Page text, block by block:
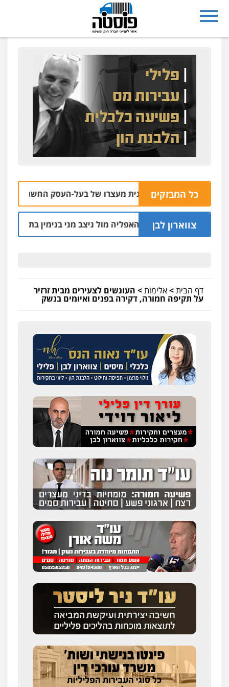
כל המבזקים
הוארך שנית מעצרו של בעל-העסק החשוד בקשירת
צווארון לבן
הקצין הבכיר והאפליה מול ניצב מני בנימין בתיק נצרת וארגון
דף הבית>אלימות> העונשים לצעירים מבית זרזיר
על תקיפה חמורה, דקירה בפנים ואיומים בנשק